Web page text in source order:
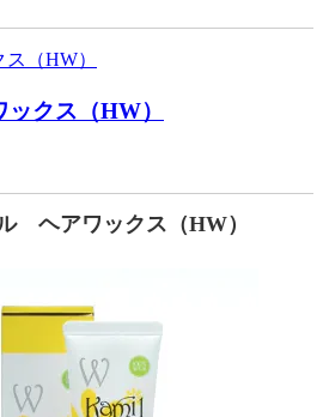
ックス（HW）
ヘアワックス（HW）